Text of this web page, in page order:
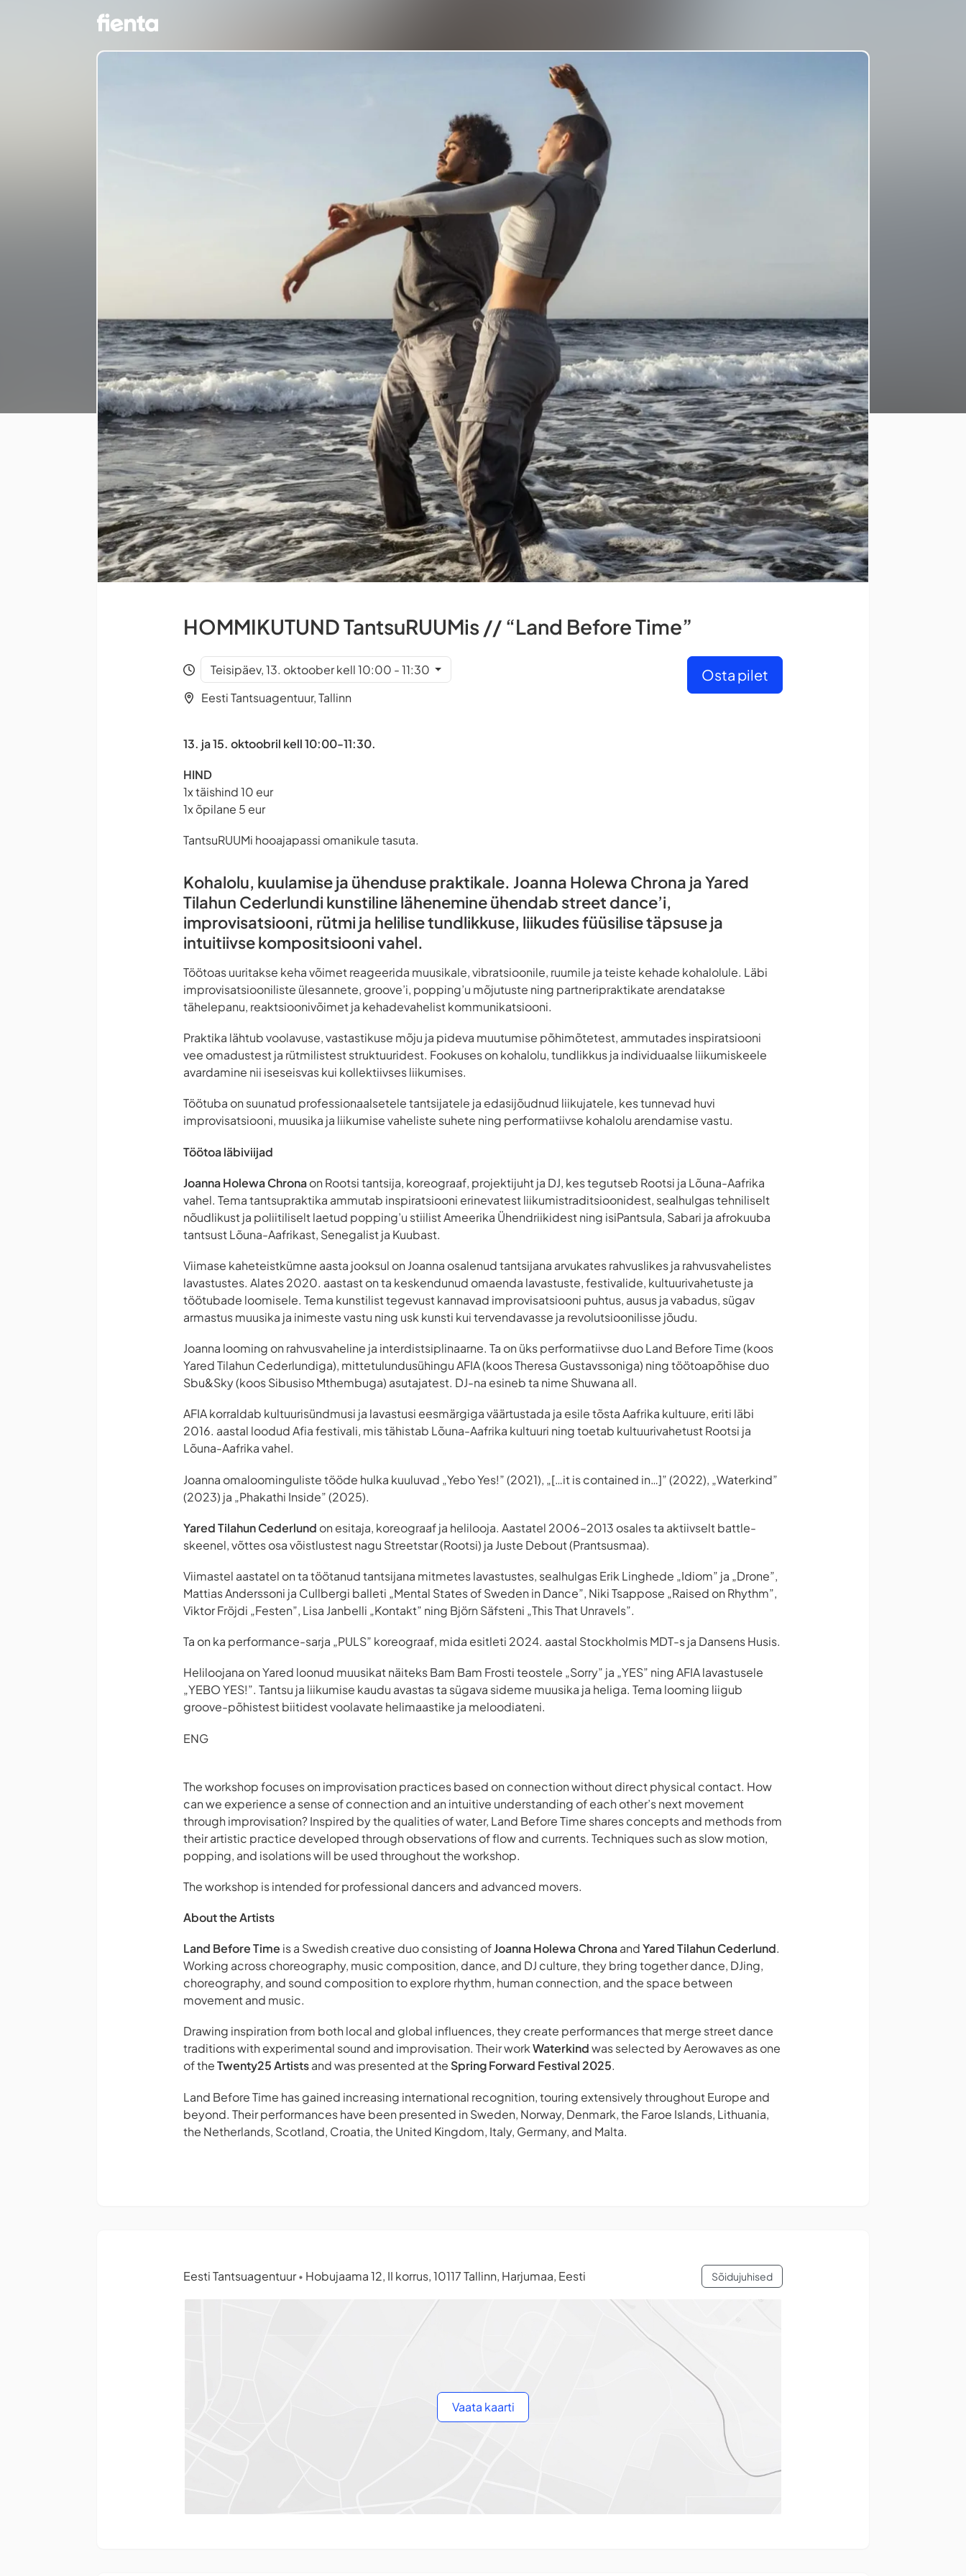
HOMMIKUTUND TantsuRUUMis // “Land Before Time”
Teisipäev, 13. oktoober kell 10:00 - 11:30
Eesti Tantsuagentuur, Tallinn
Osta pilet
13. ja 15. oktoobril kell 10:00-11:30.
HIND
1x täishind 10 eur
1x õpilane 5 eur
TantsuRUUMi hooajapassi omanikule tasuta.
Kohalolu, kuulamise ja ühenduse praktikale. Joanna Holewa Chrona ja Yared
Tilahun Cederlundi kunstiline lähenemine ühendab street dance’i,
improvisatsiooni, rütmi ja helilise tundlikkuse, liikudes füüsilise täpsuse ja
intuitiivse kompositsiooni vahel.
Töötoas uuritakse keha võimet reageerida muusikale, vibratsioonile, ruumile ja teiste kehade kohalolule. Läbi
improvisatsiooniliste ülesannete, groove’i, popping’u mõjutuste ning partneripraktikate arendatakse
tähelepanu, reaktsioonivõimet ja kehadevahelist kommunikatsiooni.
Praktika lähtub voolavuse, vastastikuse mõju ja pideva muutumise põhimõtetest, ammutades inspiratsiooni
vee omadustest ja rütmilistest struktuuridest. Fookuses on kohalolu, tundlikkus ja individuaalse liikumiskeele
avardamine nii iseseisvas kui kollektiivses liikumises.
Töötuba on suunatud professionaalsetele tantsijatele ja edasijõudnud liikujatele, kes tunnevad huvi
improvisatsiooni, muusika ja liikumise vaheliste suhete ning performatiivse kohalolu arendamise vastu.
Töötoa läbiviijad
Joanna Holewa Chronaon Rootsi tantsija, koreograaf, projektijuht ja DJ, kes tegutseb Rootsi ja Lõuna-Aafrika
vahel. Tema tantsupraktika ammutab inspiratsiooni erinevatest liikumistraditsioonidest, sealhulgas tehniliselt
nõudlikust ja poliitiliselt laetud popping’u stiilist Ameerika Ühendriikidest ning isiPantsula, Sabari ja afrokuuba
tantsust Lõuna-Aafrikast, Senegalist ja Kuubast.
Viimase kaheteistkümne aasta jooksul on Joanna osalenud tantsijana arvukates rahvuslikes ja rahvusvahelistes
lavastustes. Alates 2020. aastast on ta keskendunud omaenda lavastuste, festivalide, kultuurivahetuste ja
töötubade loomisele. Tema kunstilist tegevust kannavad improvisatsiooni puhtus, ausus ja vabadus, sügav
armastus muusika ja inimeste vastu ning usk kunsti kui tervendavasse ja revolutsioonilisse jõudu.
Joanna looming on rahvusvaheline ja interdistsiplinaarne. Ta on üks performatiivse duo Land Before Time (koos
Yared Tilahun Cederlundiga), mittetulundusühingu AFIA (koos Theresa Gustavssoniga) ning töötoapõhise duo
Sbu&Sky (koos Sibusiso Mthembuga) asutajatest. DJ-na esineb ta nime Shuwana all.
AFIA korraldab kultuurisündmusi ja lavastusi eesmärgiga väärtustada ja esile tõsta Aafrika kultuure, eriti läbi
2016. aastal loodud Afia festivali, mis tähistab Lõuna-Aafrika kultuuri ning toetab kultuurivahetust Rootsi ja
Lõuna-Aafrika vahel.
Joanna omaloominguliste tööde hulka kuuluvad „Yebo Yes!” (2021), „[…it is contained in…]” (2022), „Waterkind”
(2023) ja „Phakathi Inside” (2025).
Yared Tilahun Cederlund on esitaja, koreograaf ja helilooja. Aastatel 2006–2013 osales ta aktiivselt battle-
skeenel, võttes osa võistlustest nagu Streetstar (Rootsi) ja Juste Debout (Prantsusmaa).
Viimastel aastatel on ta töötanud tantsijana mitmetes lavastustes, sealhulgas Erik Linghede „Idiom” ja „Drone”,
Mattias Anderssoni ja Cullbergi balleti „Mental States of Sweden in Dance”, Niki Tsappose „Raised on Rhythm”,
Viktor Fröjdi „Festen”, Lisa Janbelli „Kontakt” ning Björn Säfsteni „This That Unravels”.
Ta on ka performance-sarja „PULS” koreograaf, mida esitleti 2024. aastal Stockholmis MDT-s ja Dansens Husis.
Heliloojana on Yared loonud muusikat näiteks Bam Bam Frosti teostele „Sorry” ja „YES” ning AFIA lavastusele
„YEBO YES!”. Tantsu ja liikumise kaudu avastas ta sügava sideme muusika ja heliga. Tema looming liigub
groove-põhistest biitidest voolavate helimaastike ja meloodiateni.
ENG
The workshop focuses on improvisation practices based on connection without direct physical contact. How
can we experience a sense of connection and an intuitive understanding of each other’s next movement
through improvisation? Inspired by the qualities of water, Land Before Time shares concepts and methods from
their artistic practice developed through observations of flow and currents. Techniques such as slow motion,
popping, and isolations will be used throughout the workshop.
The workshop is intended for professional dancers and advanced movers.
About the Artists
Land Before Time is a Swedish creative duo consisting ofJoanna Holewa ChronaandYared Tilahun Cederlund.
Working across choreography, music composition, dance, and DJ culture, they bring together dance, DJing,
choreography, and sound composition to explore rhythm, human connection, and the space between
movement and music.
Drawing inspiration from both local and global influences, they create performances that merge street dance
traditions with experimental sound and improvisation. Their workWaterkindwas selected by Aerowaves as one
of theTwenty25 Artistsand was presented at the Spring Forward Festival 2025.
Land Before Time has gained increasing international recognition, touring extensively throughout Europe and
beyond. Their performances have been presented in Sweden, Norway, Denmark, the Faroe Islands, Lithuania,
the Netherlands, Scotland, Croatia, the United Kingdom, Italy, Germany, and Malta.
Eesti Tantsuagentuur• Hobujaama 12, II korrus, 10117 Tallinn, Harjumaa, Eesti Sõidujuhised
Vaata kaarti